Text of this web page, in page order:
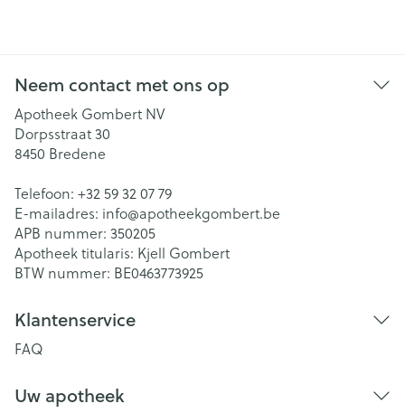
Neem contact met ons op
Apotheek Gombert NV
Dorpsstraat 30
8450 Bredene
Telefoon: +32 59 32 07 79
E-mailadres: info@apotheekgombert.be
APB nummer: 350205
Apotheek titularis: Kjell Gombert
BTW nummer: BE0463773925
Klantenservice
FAQ
Uw apotheek